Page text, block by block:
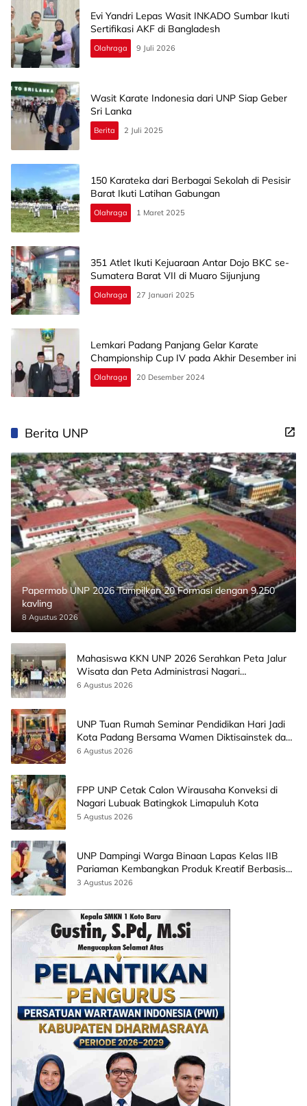
Evi Yandri Lepas Wasit INKADO Sumbar Ikuti
Sertifikasi AKF di Bangladesh
Olahraga 9 Juli 2026
Wasit Karate Indonesia dari UNP Siap Geber
Sri Lanka
Berita 2 Juli 2025
150 Karateka dari Berbagai Sekolah di Pesisir
Barat Ikuti Latihan Gabungan
Olahraga 1 Maret 2025
351 Atlet Ikuti Kejuaraan Antar Dojo BKC se-
Sumatera Barat VII di Muaro Sijunjung
Olahraga 27 Januari 2025
Lemkari Padang Panjang Gelar Karate
Championship Cup IV pada Akhir Desember ini
Olahraga 20 Desember 2024
Berita UNP
Papermob UNP 2026 Tampilkan 20 Formasi dengan 9.250
kavling
8 Agustus 2026
Mahasiswa KKN UNP 2026 Serahkan Peta Jalur
Wisata dan Peta Administrasi Nagari
Paninggahan
6 Agustus 2026
UNP Tuan Rumah Seminar Pendidikan Hari Jadi
Kota Padang Bersama Wamen Diktisainstek dan
CEO EMGS Malaysia
6 Agustus 2026
FPP UNP Cetak Calon Wirausaha Konveksi di
Nagari Lubuak Batingkok Limapuluh Kota
5 Agustus 2026
UNP Dampingi Warga Binaan Lapas Kelas IIB
Pariaman Kembangkan Produk Kreatif Berbasis
AI
3 Agustus 2026